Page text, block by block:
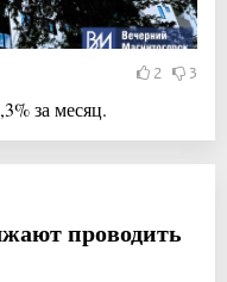
2 3
за месяц.
проводить